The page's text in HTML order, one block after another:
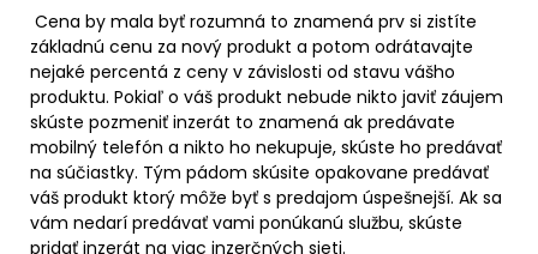
Cena by mala byť rozumná to znamená prv si zistíte
základnú cenu za nový produkt a potom odrátavajte
nejaké percentá z ceny v závislosti od stavu vášho
produktu. Pokiaľ o váš produkt nebude nikto javiť záujem
skúste pozmeniť inzerát to znamená ak predávate
mobilný telefón a nikto ho nekupuje, skúste ho predávať
na súčiastky. Tým pádom skúsite opakovane predávať
váš produkt ktorý môže byť s predajom úspešnejší. Ak sa
vám nedarí predávať vami ponúkanú službu, skúste
pridať inzerát na viac inzerčných sieti.